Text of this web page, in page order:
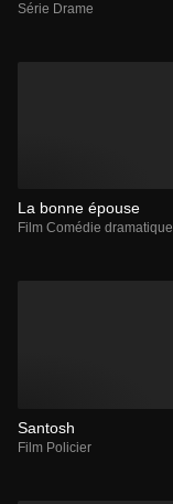
Série Drame
La bonne épouse
Film Comédie dramatique
Santosh
Film Policier